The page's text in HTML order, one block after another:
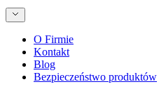
O Firmie
Kontakt
Blog
Bezpieczeństwo produktów